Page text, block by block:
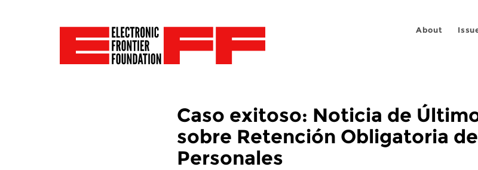
About
Caso exitoso: Noticia de
sobre Retención Obligatoria
Personales